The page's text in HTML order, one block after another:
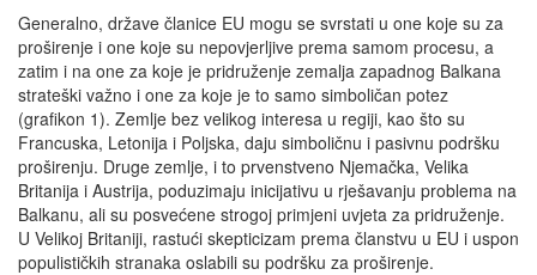
Generalno, države članice EU mogu se svrstati u one koje su za
proširenje i one koje su nepovjerljive prema samom procesu, a
zatim i na one za koje je pridruženje zemalja zapadnog Balkana
strateški važno i one za koje je to samo simboličan potez
(grafikon 1). Zemlje bez velikog interesa u regiji, kao što su
Francuska, Letonija i Poljska, daju simboličnu i pasivnu podršku
proširenju. Druge zemlje, i to prvenstveno Njemačka, Velika
Britanija i Austrija, poduzimaju inicijativu u rješavanju problema na
Balkanu, ali su posvećene strogoj primjeni uvjeta za pridruženje.
U Velikoj Britaniji, rastući skepticizam prema članstvu u EU i uspon
populističkih stranaka oslabili su podršku za proširenje.